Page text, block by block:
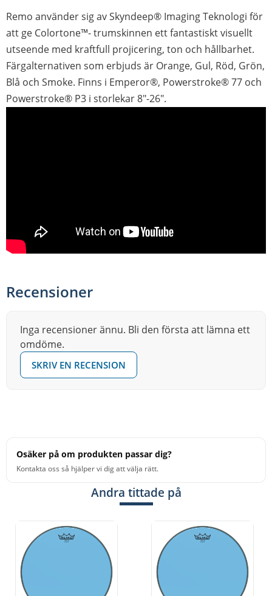
Remo använder sig av Skyndeep® Imaging Teknologi för
att ge Colortone™- trumskinnen ett fantastiskt visuellt
utseende med kraftfull projicering, ton och hållbarhet.
Färgalternativen som erbjuds är Orange, Gul, Röd, Grön,
Blå och Smoke. Finns i Emperor®, Powerstroke® 77 och
Powerstroke® P3 i storlekar 8"-26".
Recensioner
Inga recensioner ännu. Bli den första att lämna ett
omdöme.
SKRIV EN RECENSION
Osäker på om produkten passar dig?
Kontakta oss så hjälper vi dig att välja rätt.
Andra tittade på